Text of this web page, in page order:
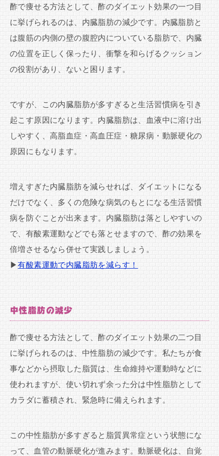
酢で痩せる方法として、酢のダイエット効果の一つ目
に挙げられるのは、内臓脂肪の減少です。内臓脂肪と
は腹筋の内側の壁の腹腔内についている脂肪で、内臓
の位置を正しく保ったり、衝撃を和らげるクッション
の役割があり、ないと困ります。
ですが、この内臓脂肪が多すぎると生活習慣病を引き
起こす原因になります。内臓脂肪は、血液中に溶け出
しやすく、高脂血症・高血圧症・糖尿病・動脈硬化の
原因にもなります。
増えすぎた内臓脂肪を減らせれば、ダイエットになる
だけでなく、多くの危険な病気のもとになる生活習慣
病を防ぐことが出来ます。内臓脂肪は落としやすいの
で、有酸素運動などでも落とせますので、酢の効果を
倍増させるなら併せて実践しましょう。
▶有酸素運動で内臓脂肪を減らす！
中性脂肪の減少
酢で痩せる方法として、酢のダイエット効果の二つ目
に挙げられるのは、中性脂肪の減少です。私たちが食
事などから摂取した脂質は、生命維持や運動時などに
使われますが、使い切れず余った分は中性脂肪として
カラダに蓄積され、緊急時に備えられます。
この中性脂肪が多すぎると脂質異常症という状態にな
って、血管の動脈硬化が進みます。動脈硬化は、自覚